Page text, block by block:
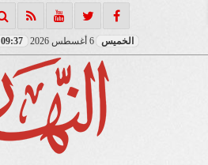
الخميس 09:37 مـ